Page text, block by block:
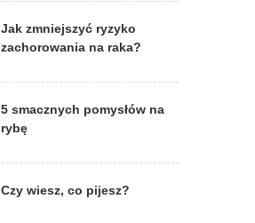
Jak zmniejszyć ryzyko
zachorowania na raka?
5 smacznych pomysłów na
rybę
Czy wiesz, co pijesz?